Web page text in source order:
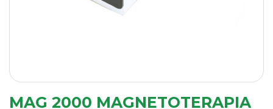
MAG 2000 MAGNETOTERAPIA